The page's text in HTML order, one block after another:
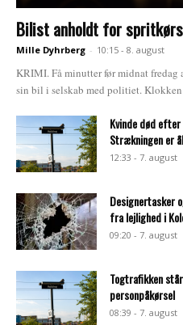
Bilist anholdt for
Mille Dyhrberg - 10:15 - 8. august
KRIMI. Få minutter før midnat
sin bil i selskab med politiet.
Kvinde død
Strækningen er
12:33 - 7. august
Designertasker
fra lejlighed i
09:20 - 7. august
Togtrafikken
personpåkørsel
08:39 - 7. august